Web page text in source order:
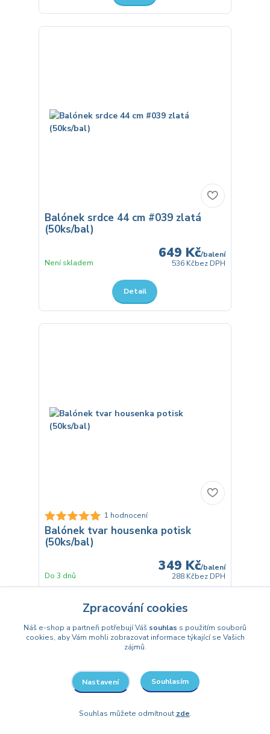
Balónek srdce 44 cm #039 zlatá
(50ks/bal)
649 Kč/balení
536 Kčbez DPH
Není skladem
Detail
1 hodnocení
Balónek tvar housenka potisk
(50ks/bal)
349 Kč/balení
288 Kčbez DPH
Do 3 dnů
Přidat do košíku
Zpracování cookies
Náš e-shop a partneři potřebují Váš souhlas s použitím souborů
cookies, aby Vám mohli zobrazovat informace týkající se Vašich
zájmů.
Nastavení Souhlasím
Souhlas můžete odmítnout zde.